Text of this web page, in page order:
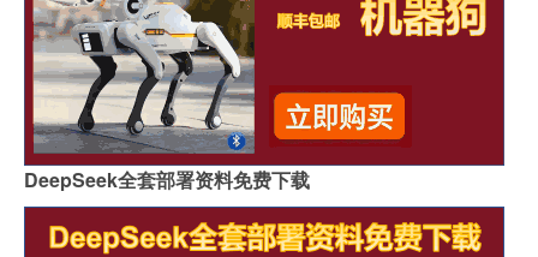
DeepSeek全套部署资料免费下载